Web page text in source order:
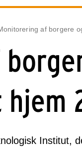
af borgere
Institut,